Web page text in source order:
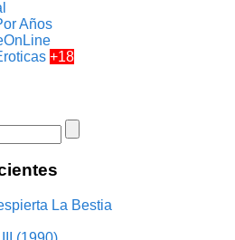
Años
+18
La Bestia